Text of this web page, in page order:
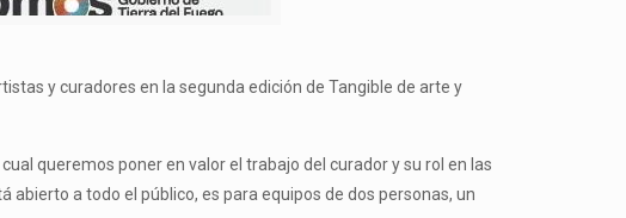
y curadores en la segunda edición de Tangible de arte y
queremos poner en valor el trabajo del curador y su rol en las
a todo el público, es para equipos de dos personas, un